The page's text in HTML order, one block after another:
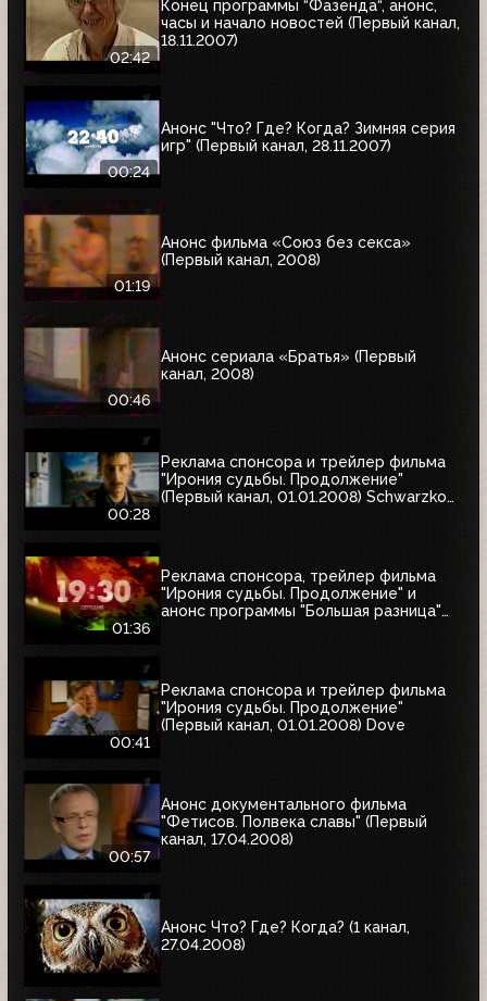
02:42
Конец программы “Фазенда“, анонс,
часы и начало новостей (Первый канал,
18.11.2007)
00:24
Анонс "Что? Где? Когда? Зимняя серия
игр" (Первый канал, 28.11.2007)
01:19
Анонс фильма «Союз без секса»
(Первый канал, 2008)
00:46
Анонс сериала «Братья» (Первый
канал, 2008)
00:28
Реклама спонсора и трейлер фильма
"Ирония судьбы. Продолжение"
(Первый канал, 01.01.2008) Schwarzkopf
01:36
Реклама спонсора, трейлер фильма
"Ирония судьбы. Продолжение" и
анонс программы "Большая разница"
00:41
Реклама спонсора и трейлер фильма
"Ирония судьбы. Продолжение"
(Первый канал, 01.01.2008) Dove
00:57
Анонс документального фильма
"Фетисов. Полвека славы" (Первый
канал, 17.04.2008)
Анонс Что? Где? Когда? (1 канал,
27.04.2008)